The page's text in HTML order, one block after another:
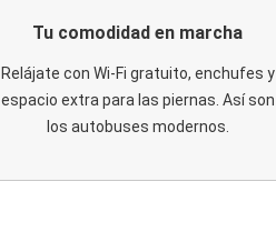
Tu comodidad en marcha
Relájate con Wi-Fi gratuito, enchufes y
espacio extra para las piernas. Así son
los autobuses modernos.